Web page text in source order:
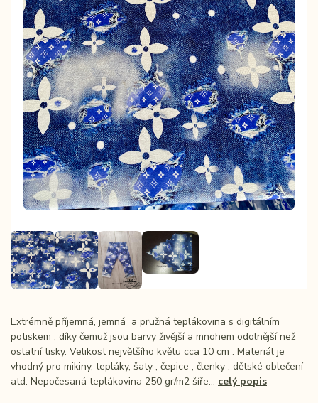
Extrémně příjemná, jemná a pružná teplákovina s digitálním
potiskem , díky čemuž jsou barvy živější a mnohem odolnější než
ostatní tisky. Velikost největšího květu cca 10 cm . Materiál je
vhodný pro mikiny, tepláky, šaty , čepice , členky , dětské oblečení
atd. Nepočesaná teplákovina 250 gr/m2 šíře... celý popis